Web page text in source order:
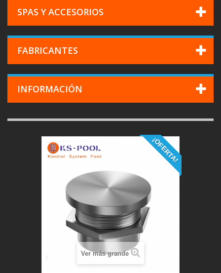
SPAS Y ACCESORIOS
FABRICANTES
INFORMACIÓN
¡OFERTA!
Ver más grande